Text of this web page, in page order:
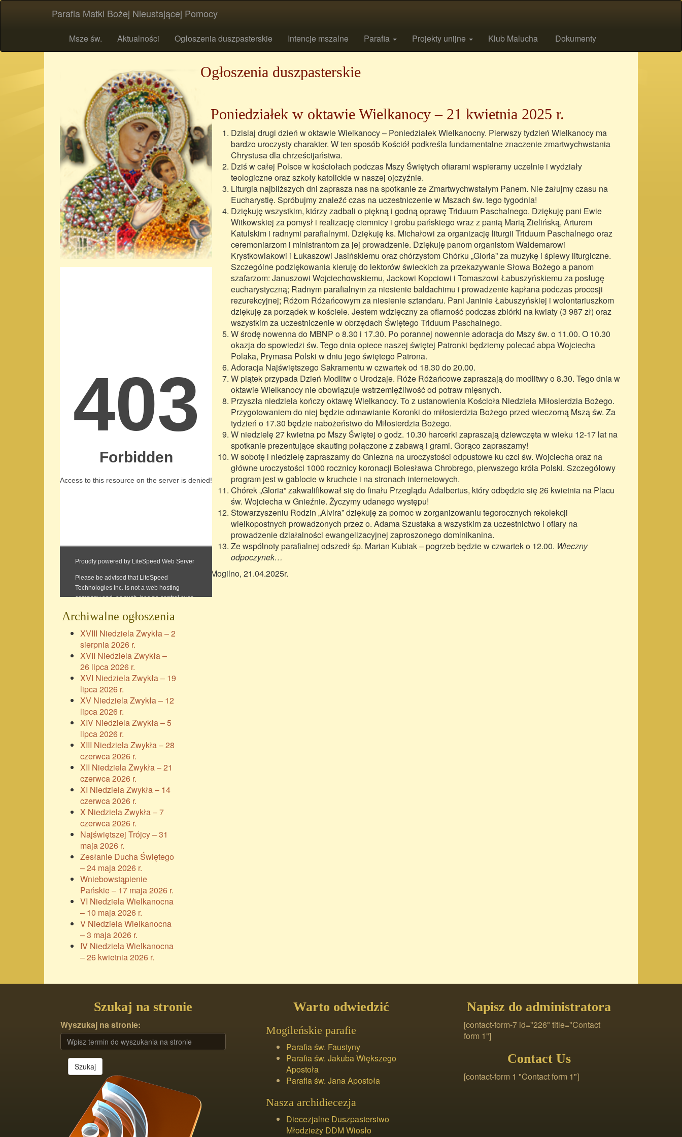
Parafia Matki Bożej Nieustającej Pomocy
Msze św. Aktualności Ogłoszenia duszpasterskie Intencje mszalne Parafia Projekty unijne Klub Malucha Dokumenty
Ogłoszenia duszpasterskie
Poniedziałek w oktawie Wielkanocy – 21 kwietnia 2025 r.
Dzisiaj drugi dzień w oktawie Wielkanocy – Poniedziałek Wielkanocny. Pierwszy tydzień Wielkanocy ma
bardzo uroczysty charakter. W ten sposób Kościół podkreśla fundamentalne znaczenie zmartwychwstania
Chrystusa dla chrześcijaństwa.
Dziś w całej Polsce w kościołach podczas Mszy Świętych ofiarami wspieramy uczelnie i wydziały
teologiczne oraz szkoły katolickie w naszej ojczyźnie.
Liturgia najbliższych dni zaprasza nas na spotkanie ze Zmartwychwstałym Panem. Nie żałujmy czasu na
Eucharystię. Spróbujmy znaleźć czas na uczestniczenie w Mszach św. tego tygodnia!
Dziękuję wszystkim, którzy zadbali o piękną i godną oprawę Triduum Paschalnego. Dziękuję pani Ewie
Witkowskiej za pomysł i realizację ciemnicy i grobu pańskiego wraz z panią Marią Zielińską, Arturem
Katulskim i radnymi parafialnymi. Dziękuję ks. Michałowi za organizację liturgii Triduum Paschalnego oraz
ceremoniarzom i ministrantom za jej prowadzenie. Dziękuję panom organistom Waldemarowi
Krystkowiakowi i Łukaszowi Jasińskiemu oraz chórzystom Chórku „Gloria” za muzykę i śpiewy liturgiczne.
Szczególne podziękowania kieruję do lektorów świeckich za przekazywanie Słowa Bożego a panom
szafarzom: Januszowi Wojciechowskiemu, Jackowi Kopciowi i Tomaszowi Łabuszyńskiemu za posługę
eucharystyczną; Radnym parafialnym za niesienie baldachimu i prowadzenie kapłana podczas procesji
rezurekcyjnej; Różom Różańcowym za niesienie sztandaru. Pani Janinie Łabuszyńskiej i wolontariuszkom
dziękuję za porządek w kościele. Jestem wdzięczny za ofiarność podczas zbiórki na kwiaty (3 987 zł) oraz
wszystkim za uczestniczenie w obrzędach Świętego Triduum Paschalnego.
W środę nowenna do MBNP o 8.30 i 17.30. Po porannej nowennie adoracja do Mszy św. o 11.00. O 10.30
okazja do spowiedzi św. Tego dnia opiece naszej świętej Patronki będziemy polecać abpa Wojciecha
Polaka, Prymasa Polski w dniu jego świętego Patrona.
Adoracja Najświętszego Sakramentu w czwartek od 18.30 do 20.00.
W piątek przypada Dzień Modlitw o Urodzaje. Róże Różańcowe zapraszają do modlitwy o 8.30. Tego dnia w
oktawie Wielkanocy nie obowiązuje wstrzemięźliwość od potraw mięsnych.
Przyszła niedziela kończy oktawę Wielkanocy. To z ustanowienia Kościoła Niedziela Miłosierdzia Bożego.
Przygotowaniem do niej będzie odmawianie Koronki do miłosierdzia Bożego przed wieczorną Mszą św. Za
tydzień o 17.30 będzie nabożeństwo do Miłosierdzia Bożego.
W niedzielę 27 kwietna po Mszy Świętej o godz. 10.30 harcerki zapraszają dziewczęta w wieku 12-17 lat na
spotkanie prezentujące skauting połączone z zabawą i grami. Gorąco zapraszamy!
W sobotę i niedzielę zapraszamy do Gniezna na uroczystości odpustowe ku czci św. Wojciecha oraz na
główne uroczystości 1000 rocznicy koronacji Bolesława Chrobrego, pierwszego króla Polski. Szczegółowy
program jest w gablocie w kruchcie i na stronach internetowych.
Chórek „Gloria” zakwalifikował się do finału Przeglądu Adalbertus, który odbędzie się 26 kwietnia na Placu
św. Wojciecha w Gnieźnie. Życzymy udanego występu!
Stowarzyszeniu Rodzin „Alvira” dziękuję za pomoc w zorganizowaniu tegorocznych rekolekcji
wielkopostnych prowadzonych przez o. Adama Szustaka a wszystkim za uczestnictwo i ofiary na
prowadzenie działalności ewangelizacyjnej zaproszonego dominikanina.
Ze wspólnoty parafialnej odszedł śp. Marian Kubiak – pogrzeb będzie w czwartek o 12.00. Wieczny
odpoczynek…
Mogilno, 21.04.2025r.
Archiwalne ogłoszenia
XVIII Niedziela Zwykła – 2
sierpnia 2026 r.
XVII Niedziela Zwykła –
26 lipca 2026 r.
XVI Niedziela Zwykła – 19
lipca 2026 r.
XV Niedziela Zwykła – 12
lipca 2026 r.
XIV Niedziela Zwykła – 5
lipca 2026 r.
XIII Niedziela Zwykła – 28
czerwca 2026 r.
XII Niedziela Zwykła – 21
czerwca 2026 r.
XI Niedziela Zwykła – 14
czerwca 2026 r.
X Niedziela Zwykła – 7
czerwca 2026 r.
Najświętszej Trójcy – 31
maja 2026 r.
Zesłanie Ducha Świętego
– 24 maja 2026 r.
Wniebowstąpienie
Pańskie – 17 maja 2026 r.
VI Niedziela Wielkanocna
– 10 maja 2026 r.
V Niedziela Wielkanocna
– 3 maja 2026 r.
IV Niedziela Wielkanocna
– 26 kwietnia 2026 r.
Szukaj na stronie
Wyszukaj na stronie:
Szukaj
Warto odwiedzić
Mogileńskie parafie
Parafia św. Faustyny
Parafia św. Jakuba Większego
Apostoła
Parafia św. Jana Apostoła
Nasza archidiecezja
Diecezjalne Duszpasterstwo
Młodzieży DDM Wiosło
Napisz do administratora
[contact-form-7 id="226" title="Contact
form 1"]
Contact Us
[contact-form 1 "Contact form 1"]